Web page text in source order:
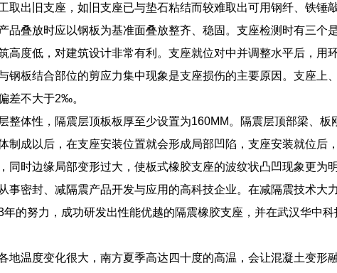
取出旧支座，如旧支座已与垫石粘结而较难取出可用钢纤、铁锤
品叠放时应以钢板为基准面叠放整齐、稳固。支座检测时有三个
高度低，对建筑设计非常有利。支座就位对中并调整水平后，用
钢板结合部位的剪应力集中现象是支座损伤的主要原因。支座上
差不大于2‰。
整体性，隔震层顶板板厚至少设置为160MM。隔震层顶部梁、板
制成以后，在支座安装位置就会形成局部凹陷，支座安装就位后
同时边缘局部变形过大，使板式橡胶支座的波纹状凸凹现象更为明
事密封、减隔震产品开发与应用的高科技企业。在减隔震技术大
年的努力，成功研发出性能优越的隔震橡胶支座，并在武汉华中
地温度变化很大，南方夏季高达四十度的高温，会让混凝土变形